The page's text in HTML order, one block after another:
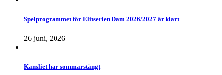
Spelprogrammet för Elitserien Dam 2026/2027 är klart
26 juni, 2026
Kansliet har sommarstängt